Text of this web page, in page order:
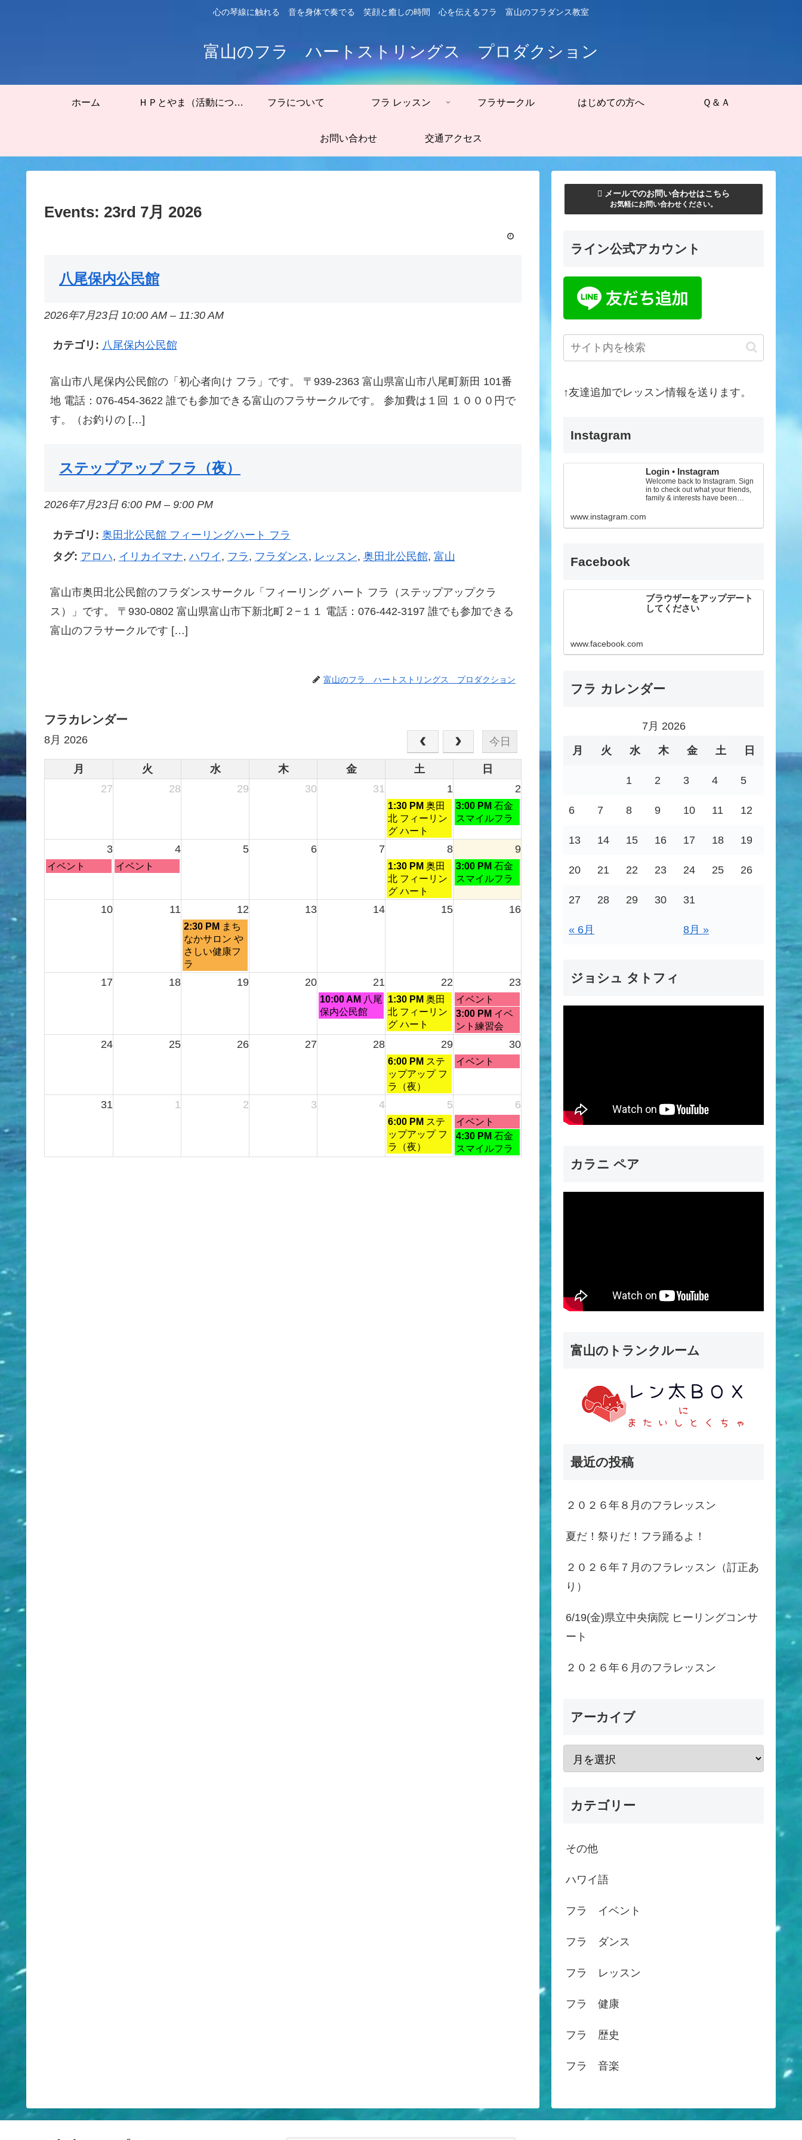
心の琴線に触れる 音を身体で奏でる 笑顔と癒しの時間 心を伝えるフラ 富山のフラダンス教室
富山のフラ ハートストリングス プロダクション
ホーム ＨＰとやま（活動について） フラについて フラ レッスン フラサークル はじめての方へ Ｑ＆Ａ
お問い合わせ 交通アクセス
Events: 23rd 7月 2026
八尾保内公民館
2026年7月23日 10:00 AM – 11:30 AM
カテゴリ: 八尾保内公民館
富山市八尾保内公民館の「初心者向け フラ」です。 〒939-2363 富山県富山市八尾町新田 101番
地 電話：076-454-3622 誰でも参加できる富山のフラサークルです。 参加費は１回 １０００円で
す。（お釣りの […]
ステップアップ フラ（夜）
2026年7月23日 6:00 PM – 9:00 PM
カテゴリ: 奥田北公民館 フィーリングハート フラ
タグ: アロハ, イリカイマナ, ハワイ , フラ , フラダンス , レッスン, 奥田北公民館, 富山
富山市奥田北公民館のフラダンスサークル「フィーリング ハート フラ（ステップアップクラ
ス）」です。 〒930-0802 富山県富山市下新北町２−１１ 電話：076-442-3197 誰でも参加できる
富山のフラサークルです […]
富山のフラ ハートストリングス プロダクション
フラカレンダー
8月 2026 今日
月 火 水 木 金 土
日
27
28 29 30 31 1 2
土
曜
日,
8
1st
2026
1:30 PM 奥田
北 フィーリン
グ ハート
日
曜
8
2nd
2026
3:00 PM 石金
スマイルフラ
3 4 5 6 7 8 9
月
8
イベント
火
8
イベント
土
曜
日,
8
1:30 PM 奥田
北 フィーリン
グ ハート
日
曜
8
3:00 PM 石金
スマイルフラ
10 11 12 13 14 15 16
水
曜
日,
8
月
2:30 PM まち
なかサロン や
さしい健康フ
ラ
17 18 19 20 21 22 23
金
曜
8
10:00 AM 八尾
保内公民館
土
曜
日,
8
22nd
2026
1:30 PM 奥田
北 フィーリン
グ ハート
日
曜
日,
8
23rd
イベント
日
曜
日,
月
3:00 PM イベ
ント練習会
24 25 26 27 28 29 30
土
曜
日,
8
29th
2026
6:00 PM ステ
ップアップ フ
ラ（夜）
日
8
30th
2026
イベント
31 1 2 3 4 5 6
土
曜
日,
9
6:00 PM ステ
ップアップ フ
ラ（夜）
日
曜
日,
9
イベント
日
曜
日,
4:30 PM 石金
スマイルフラ
メールでのお問い合わせはこちら
お気軽にお問い合わせください。
ライン公式アカウント
↑友達追加でレッスン情報を送ります。
Instagram
Login • Instagram
Welcome back to Instagram. Sign
in to check out what your friends,
family & interests have been
www.instagram.com
Facebook
ブラウザーをアップデート
してください
www.facebook.com
フラ カレンダー
7月 2026
月 火 水 木 金 土 日
1 2 3 4 5
6 7 8 9 10 11 12
13 14 15 16 17 18 19
20 21 22 23 24 25 26
27 28 29 30 31
« 6月 8月 »
ジョシュ タトフィ
カラニ ペア
富山のトランクルーム
最近の投稿
２０２６年８月のフラレッスン
夏だ！祭りだ！フラ踊るよ！
２０２６年７月のフラレッスン（訂正あ
り）
6/19(金)県立中央病院 ヒーリングコンサ
ート
２０２６年６月のフラレッスン
アーカイブ
カテゴリー
その他
ハワイ語
フラ イベント
フラ ダンス
フラ レッスン
フラ 健康
フラ 歴史
フラ 音楽